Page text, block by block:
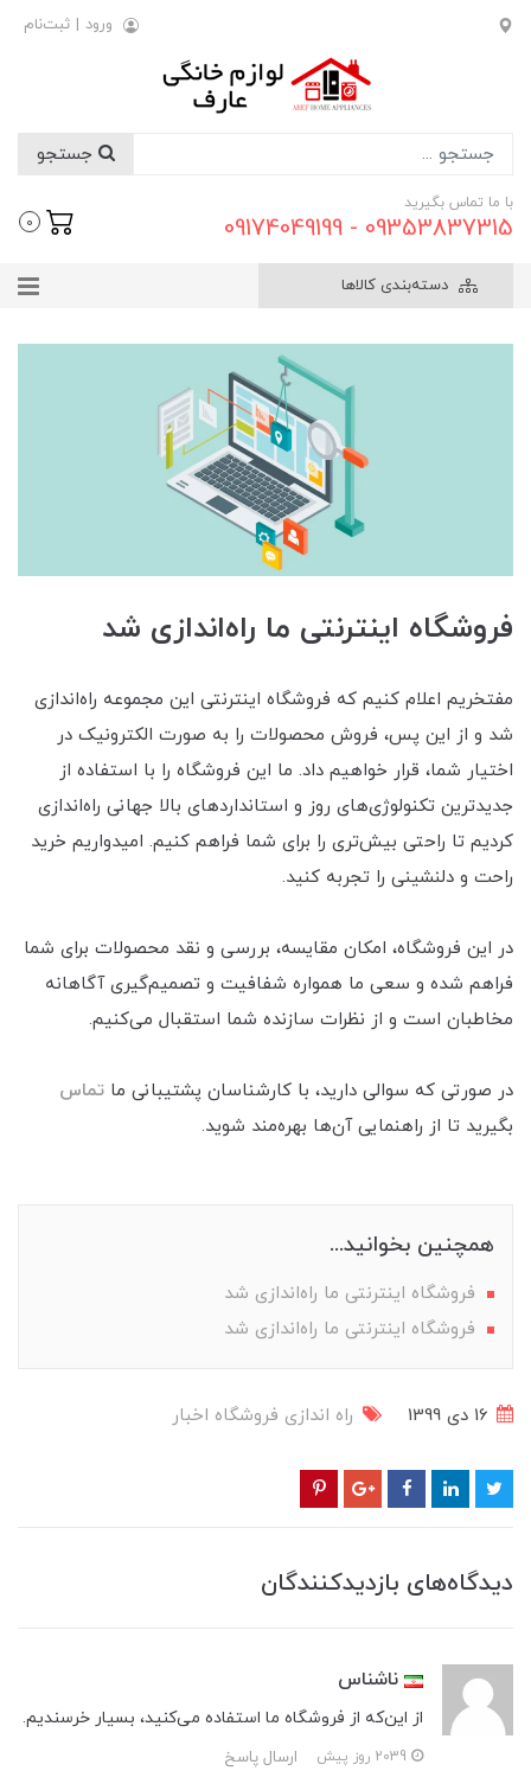
ورود | ثبت‌نام
با ما تماس بگیرید
09353837315 - 09174049199
0
دسته‌بندی کالاها
فروشگاه اینترنتی ما راه‌اندازی شد
مفتخریم اعلام کنیم که فروشگاه اینترنتی این مجموعه راه‌اندازی
شد و از این پس، فروش محصولات را به صورت الکترونیک در
اختیار شما، قرار خواهیم داد. ما این فروشگاه را با استفاده از
جدیدترین تکنولوژی‌های روز و استانداردهای بالا جهانی راه‌اندازی
کردیم تا راحتی بیش‌تری را برای شما فراهم کنیم. امیدواریم خرید
راحت و دلنشینی را تجربه کنید.
در این فروشگاه، امکان مقایسه، بررسی و نقد محصولات برای شما
فراهم شده و سعی ما همواره شفافیت و تصمیم‌گیری آگاهانه
مخاطبان است و از نظرات سازنده شما استقبال می‌کنیم.
در صورتی که سوالی دارید، با کارشناسان پشتیبانی ما تماس
بگیرید تا از راهنمایی آن‌ها بهره‌مند شوید.
همچنین بخوانید...
فروشگاه اینترنتی ما راه‌اندازی شد
فروشگاه اینترنتی ما راه‌اندازی شد
راه اندازی فروشگاه اخبار
دیدگاه‌های بازدیدکنندگان
ناشناس
از این‌که از فروشگاه‌ ما استفاده می‌کنید، بسیار خرسندیم.
ارسال پاسخ